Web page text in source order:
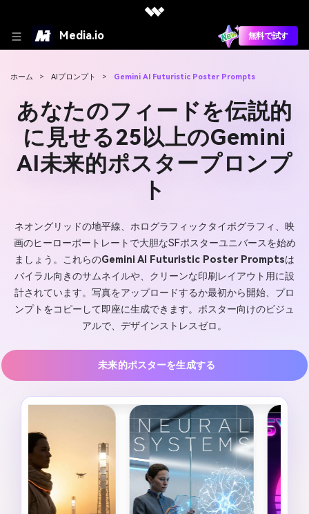
Media.io 無料で試す
ホーム > AIプロンプト > Gemini AI Futuristic Poster Prompts
あなたのフィードを伝説的
に見せる25以上のGemini
AI未来的ポスタープロンプ
ト
ネオングリッドの地平線、ホログラフィックタイポグラフィ、映
画のヒーローポートレートで大胆なSFポスターユニバースを始め
ましょう。これらのGemini AI Futuristic Poster Promptsは
バイラル向きのサムネイルや、クリーンな印刷レイアウト用に設
計されています。写真をアップロードするか最初から開始、プロ
ンプトをコピーして即座に生成できます。ポスター向けのビジュ
アルで、デザインストレスゼロ。
未来的ポスターを生成する